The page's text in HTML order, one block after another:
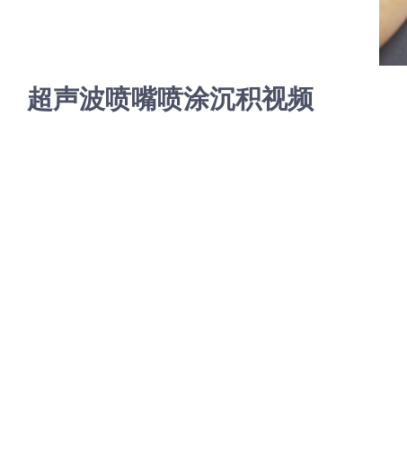
超声波喷嘴喷涂沉积视频